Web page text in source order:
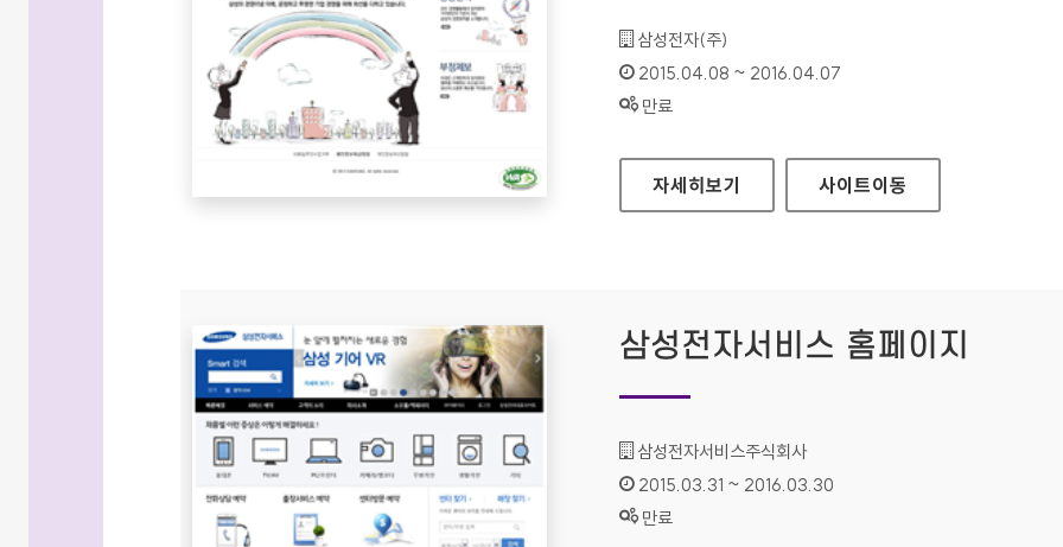
기관명 :
삼성전자(주)
인증기간 :
2015.04.08 ~ 2016.04.07
상태 :
만료
삼성전자 윤리경영 홈페이지
자세히보기 사이트이동
삼성전자서비스 홈페이지
기관명 :
삼성전자서비스주식회사
인증기간 :
2015.03.31 ~ 2016.03.30
상태 :
만료